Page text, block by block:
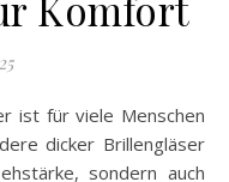
dicker Brillengläser
sondern auch